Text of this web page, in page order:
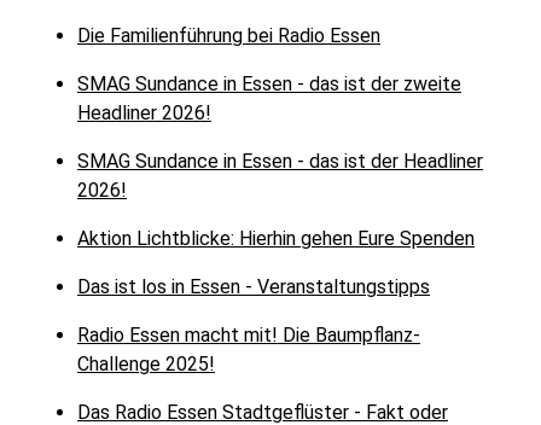
Die Familienführung bei Radio Essen
SMAG Sundance in Essen - das ist der zweite
Headliner 2026!
SMAG Sundance in Essen - das ist der Headliner
2026!
Aktion Lichtblicke: Hierhin gehen Eure Spenden
Das ist los in Essen - Veranstaltungstipps
Radio Essen macht mit! Die Baumpflanz-
Challenge 2025!
Das Radio Essen Stadtgeflüster - Fakt oder